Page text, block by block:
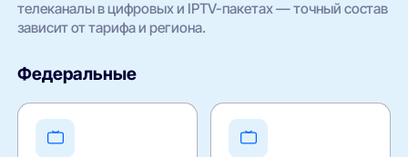
телеканалы в цифровых и IPTV-пакетах — точный состав
зависит от тарифа и региона.
Федеральные